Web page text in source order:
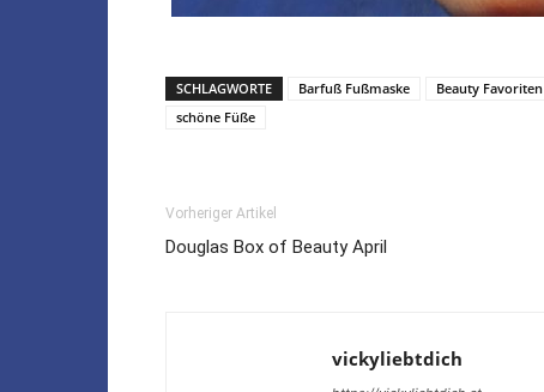
SCHLAGWORTE Barfuß Fußmaske Beauty Favoriten
schöne Füße
Vorheriger Artikel
Douglas Box of Beauty April
vickyliebtdich